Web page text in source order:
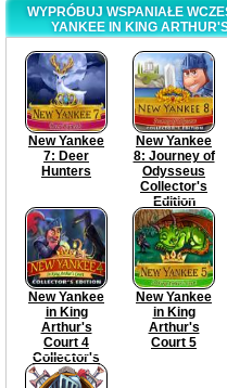
WYPRÓBUJ WSPANIAŁE
YANKEE IN KING
New Yankee
7: Deer
Hunters
New Yankee
8: Journey of
Odysseus
Collector's
Edition
New Yankee
in King
Arthur's
Court 4
Collector's
Edition
New Yankee
in King
Arthur's
Court 5